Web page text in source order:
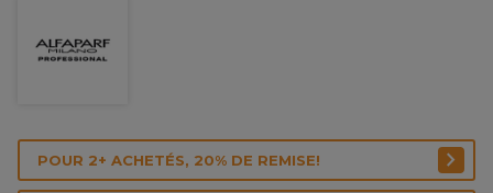
POUR 2+ ACHETÉS, 20% DE REMISE!